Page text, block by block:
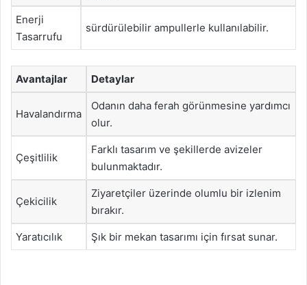
Enerji
Tasarrufu
sürdürülebilir ampullerle kullanılabilir.
Avantajlar Detaylar
Havalandırma
Odanın daha ferah görünmesine yardımcı
olur.
Çeşitlilik
Farklı tasarım ve şekillerde avizeler
bulunmaktadır.
Çekicilik
Ziyaretçiler üzerinde olumlu bir izlenim
bırakır.
Yaratıcılık Şık bir mekan tasarımı için fırsat sunar.